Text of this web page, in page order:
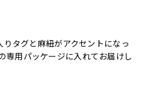
タグと麻紐がアクセントになっ
専用パッケージに入れてお届けし